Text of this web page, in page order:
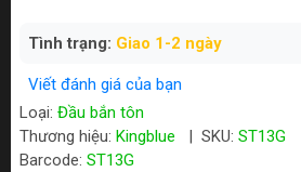
Tình trạng: Giao 1-2 ngày
Viết đánh giá của bạn
Loại: Đầu bắn tôn
Thương hiệu: Kingblue SKU: ST13G
Barcode: ST13G